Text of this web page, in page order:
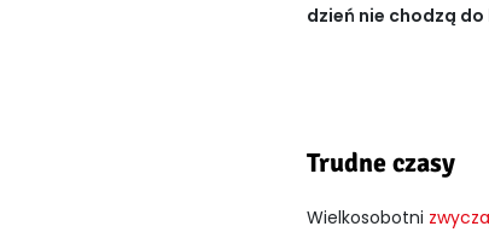
dzień nie chodzą
Trudne czasy
Wielkosobotni